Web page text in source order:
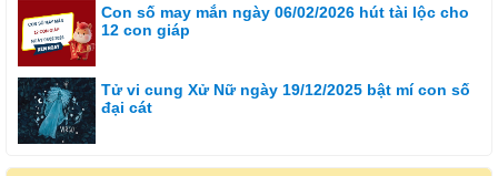
Con số may mắn ngày 06/02/2026 hút tài lộc cho
12 con giáp
Tử vi cung Xử Nữ ngày 19/12/2025 bật mí con số
đại cát